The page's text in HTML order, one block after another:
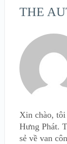
THE
Xin chào, tôi
Hưng Phát.
sẻ về van